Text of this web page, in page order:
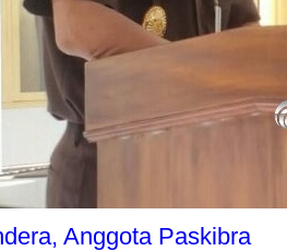
Anggota Paskibra